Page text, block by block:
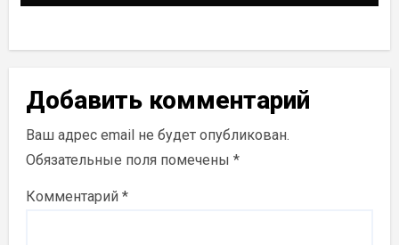
Добавить комментарий
Ваш адрес email не будет опубликован.
Обязательные поля помечены*
Комментарий*